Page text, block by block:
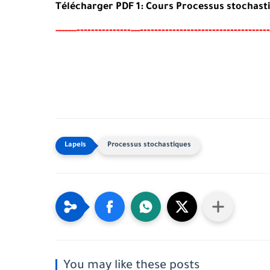
Télécharger PDF 1: Cours Processus
-------------------------
Processus stochastiques
You may like these posts